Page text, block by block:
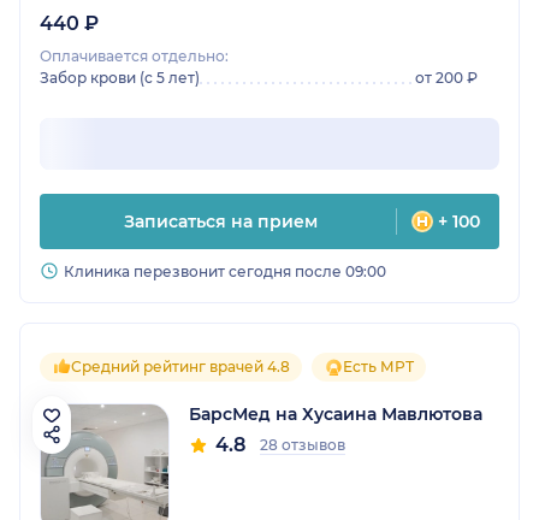
440 ₽
Оплачивается отдельно:
Забор крови (с 5 лет)
от 200 ₽
Записаться на прием + 100
Клиника перезвонит сегодня после 09:00
Средний рейтинг врачей 4.8 Есть МРТ
БарсМед на Хусаина Мавлютова
4.8 28 отзывов